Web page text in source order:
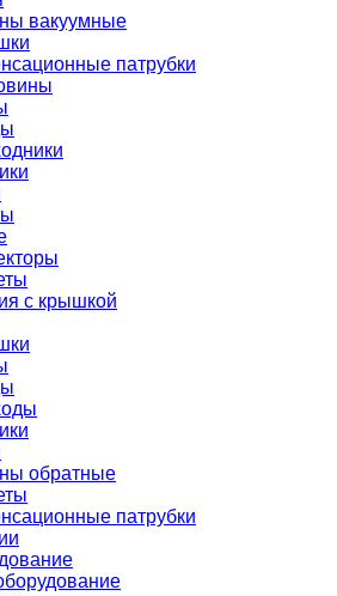
вакуумные
патрубки
с крышкой
обратные
патрубки